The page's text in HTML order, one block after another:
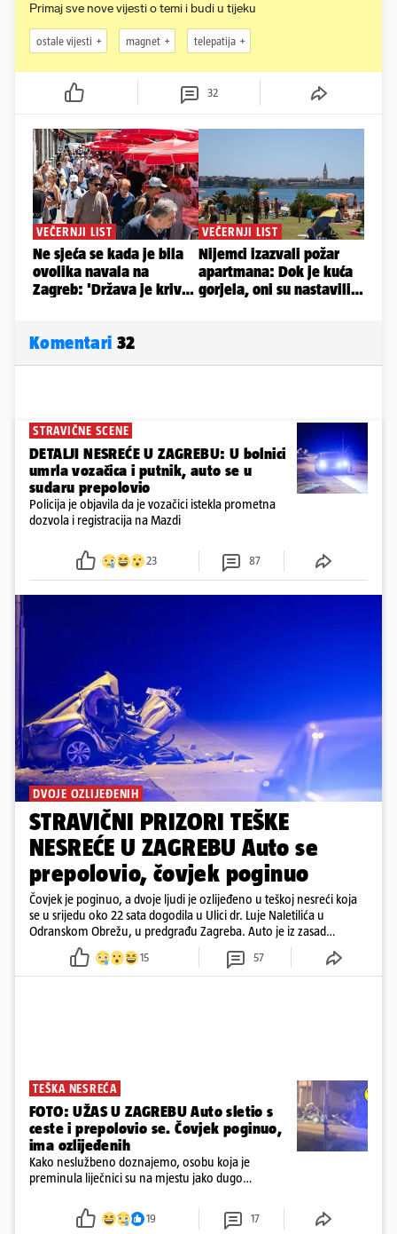
Primaj sve nove vijesti o temi i budi u tijeku
ostale vijesti magnet telepatija
32
Komentari 32
STRAVIČNE SCENE
DETALJI NESREĆE U ZAGREBU: U bolnici
umrla vozačica i putnik, auto se u
sudaru prepolovio
Policija je objavila da je vozačici istekla prometna
dozvola i registracija na Mazdi
23 87
DVOJE OZLIJEĐENIH
STRAVIČNI PRIZORI TEŠKE
NESREĆE U ZAGREBU Auto se
prepolovio, čovjek poginuo
Čovjek je poginuo, a dvoje ljudi je ozlijeđeno u teškoj nesreći koja
se u srijedu oko 22 sata dogodila u Ulici dr. Luje Naletilića u
Odranskom Obrežu, u predgrađu Zagreba. Auto je iz zasad
neutvrđenih razloga sletio s kolnika, a od siline udara vozilo se
prepolovilo.
15 57
TEŠKA NESREĆA
FOTO: UŽAS U ZAGREBU Auto sletio s
ceste i prepolovio se. Čovjek poginuo,
ima ozlijeđenih
Kako neslužbeno doznajemo, osobu koja je
preminula liječnici su na mjestu jako dugo
19 17